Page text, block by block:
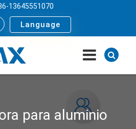
13645551070
Language
para aluminio